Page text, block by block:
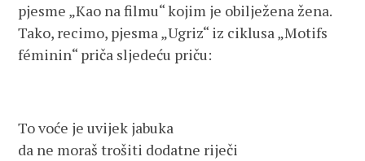
pjesme „Kao na filmu“ kojim je obilježena žena.
Tako, recimo, pjesma „Ugriz“ iz ciklusa „Motifs
féminin“ priča sljedeću priču:
To voće je uvijek jabuka
da ne moraš trošiti dodatne riječi